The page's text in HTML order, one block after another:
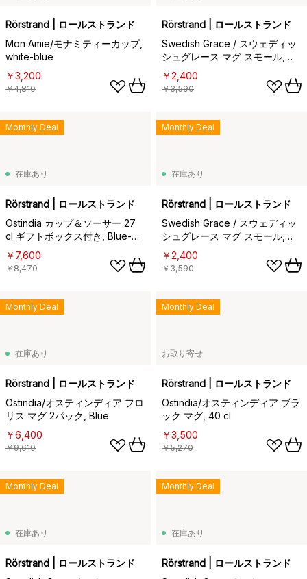
Rörstrand | ロールストランド
Mon Amie/モナミティーカップ,
white-blue
￥3,200
￥4,810
Rörstrand | ロールストランド
Swedish Grace / スウェディッ
シュグレース マグ スモール,
rose 30 cl
￥2,400
￥3,590
在庫あり
Rörstrand | ロールストランド
Ostindia カップ＆ソーサー 27
cl ギフトボックス付き, Blue-
white
￥7,600
￥8,470
Monthly Deal
在庫あり
Rörstrand | ロールストランド
Swedish Grace / スウェディッ
シュグレース マグ スモール,
Oat
￥2,400
￥3,590
Monthly Deal
在庫あり
Rörstrand | ロールストランド
Ostindia/オスティンディア フロ
リス マグ 2パック, Blue
￥6,400
￥9,610
Monthly Deal
お取り寄せ
Rörstrand | ロールストランド
Ostindia/オスティンディア ブラ
ック マグ, 40 cl
￥3,500
￥5,270
Monthly Deal
在庫あり
Rörstrand | ロールストランド
Monthly Deal
在庫あり
Rörstrand | ロールストランド
Monthly Deal